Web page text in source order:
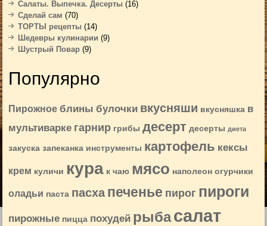
Салаты. Выпечка. Десерты (16)
Сделай сам (70)
ТОРТЫ рецепты (14)
Шедевры кулинарии (9)
Шустрый Повар (9)
Популярно
Пирожное блины булочки вкусняши вкусняшка в
мультиварке гарнир грибы десерт десерты диета
закуска запеканка инструменты картофель кексы
крем куличи кура к чаю мясо наполеон огурчики
оладьи паста пасха печенье пирог пироги
пирожные пицца похудей рыбасалат